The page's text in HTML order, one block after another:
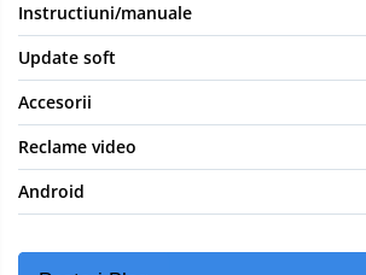
Instructiuni/manuale
Update soft
Accesorii
Reclame video
Android